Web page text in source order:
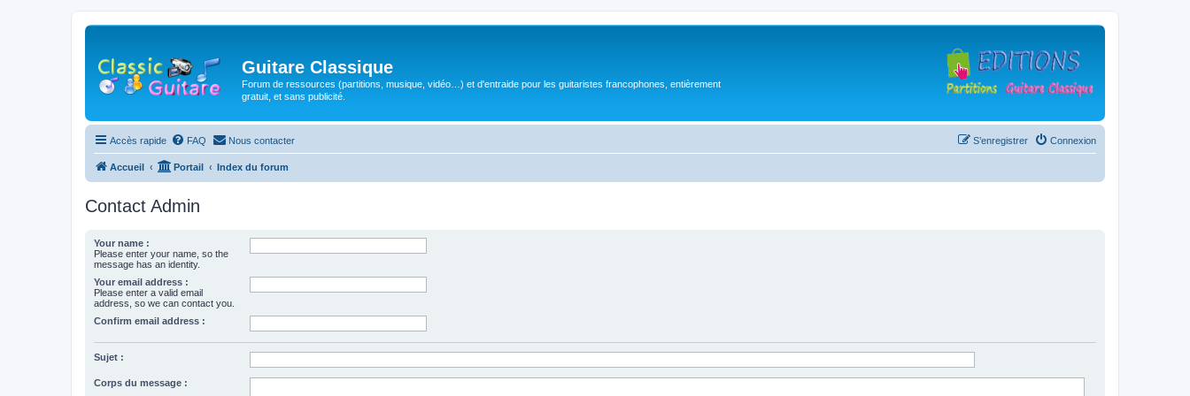
Guitare Classique
Forum de ressources (partitions, musique, vidéo…) et d'entraide pour les guitaristes francophones, entièrement
gratuit, et sans publicité.
Accès rapide FAQ Nous contacter Connexion
S’enregistrer
Accueil Portail Index du forum
Contact Admin
Your name :
Please enter your name, so the
message has an identity.
Your email address :
Please enter a valid email
address, so we can contact you.
Confirm email address :
Sujet :
Corps du message :